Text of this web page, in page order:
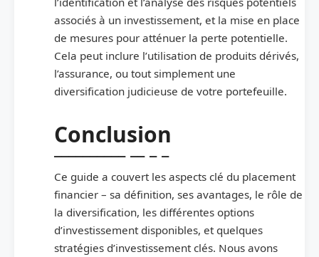
associés à un investissement, et la mise en place
de mesures pour atténuer la perte potentielle.
Cela peut inclure l’utilisation de produits dérivés,
l’assurance, ou tout simplement une
diversification judicieuse de votre portefeuille.
Conclusion
Ce guide a couvert les aspects clé du placement
financier – sa définition, ses avantages, le rôle de
la diversification, les différentes options
d’investissement disponibles, et quelques
stratégies d’investissement clés. Nous avons